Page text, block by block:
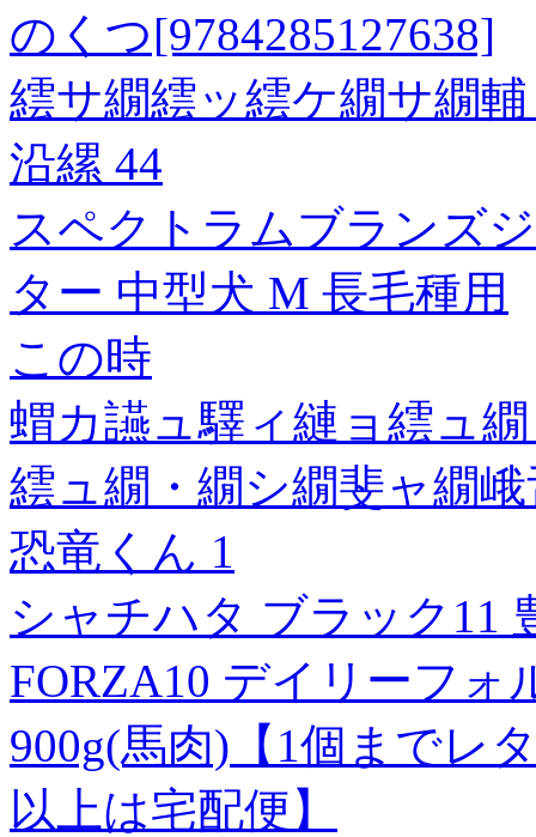
のくつ[9784285127638]
繧サ繝繧ッ繧ケ繝サ繝
沿縲 44
スペクトラムブランズ
ター 中型犬 M 長毛種用
この時
蝟カ讌ュ驛ィ縺ョ繧ュ
繧ュ繝・繝シ繝斐ャ繝
恐竜くん 1
シャチハタ ブラック11
FORZA10 デイリーフ
900g(馬肉)【1個までレ
以上は宅配便】